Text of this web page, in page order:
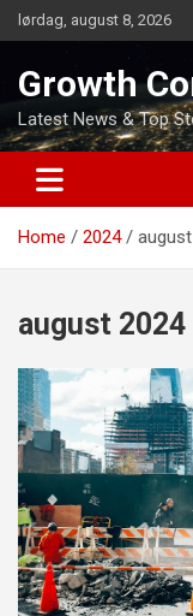
Skip
to
lørdag, august 8, 2026
Growth
Latest News & Top
Home 2024 august
august 2024